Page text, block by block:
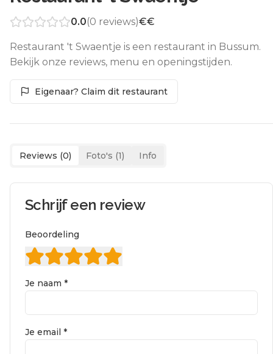
0.0(0 reviews)€€
Restaurant 't Swaentje is een restaurant in Bussum.
Bekijk onze reviews, menu en openingstijden.
Eigenaar? Claim dit restaurant
Reviews (0) Foto's (1) Info
Schrijf een review
Beoordeling
Je naam *
Je email *